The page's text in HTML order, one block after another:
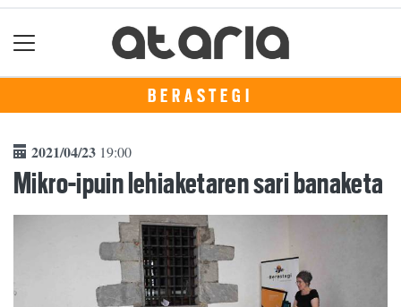
BERASTEGI
2021/04/23 19:00
Mikro-ipuin lehiaketaren sari banaketa